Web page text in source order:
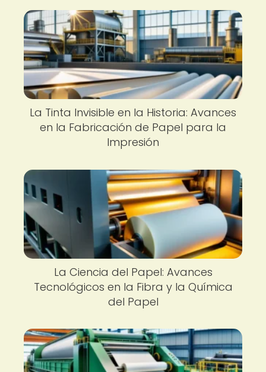
La Tinta Invisible en la Historia: Avances
en la Fabricación de Papel para la
Impresión
La Ciencia del Papel: Avances
Tecnológicos en la Fibra y la Química
del Papel